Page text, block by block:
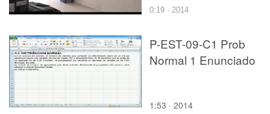
0:19 · 2014
P-EST-09-C1 Prob
Normal 1 Enunciado
1:53 · 2014